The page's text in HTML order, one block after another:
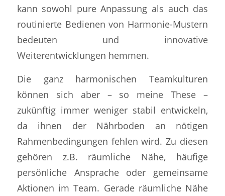
kann sowohl pure Anpassung als auch das
routinierte Bedienen von Harmonie-Mustern
bedeuten und innovative
Weiterentwicklungen hemmen.
Die ganz harmonischen Teamkulturen
können sich aber – so meine These –
zukünftig immer weniger stabil entwickeln,
da ihnen der Nährboden an nötigen
Rahmenbedingungen fehlen wird. Zu diesen
gehören z.B. räumliche Nähe, häufige
persönliche Ansprache oder gemeinsame
Aktionen im Team. Gerade räumliche Nähe